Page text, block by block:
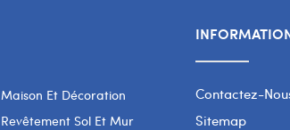
Maison Et Décoration
Revêtement Sol Et Mur
Contactez-
Sitemap